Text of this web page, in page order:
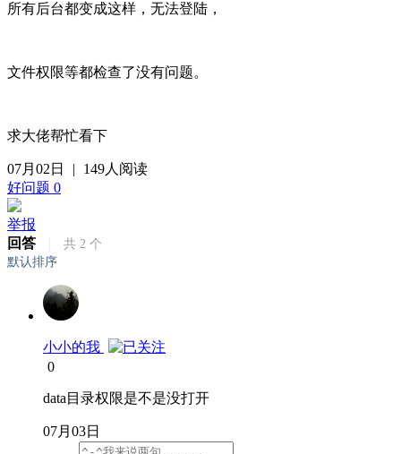
所有后台都变成这样，无法登陆，
文件权限等都检查了没有问题。
求大佬帮忙看下
07月02日 |
149人阅读
好问题 0
举报
回答
共 2 个
默认排序
小小的我
0
data目录权限是不是没打开
07月03日